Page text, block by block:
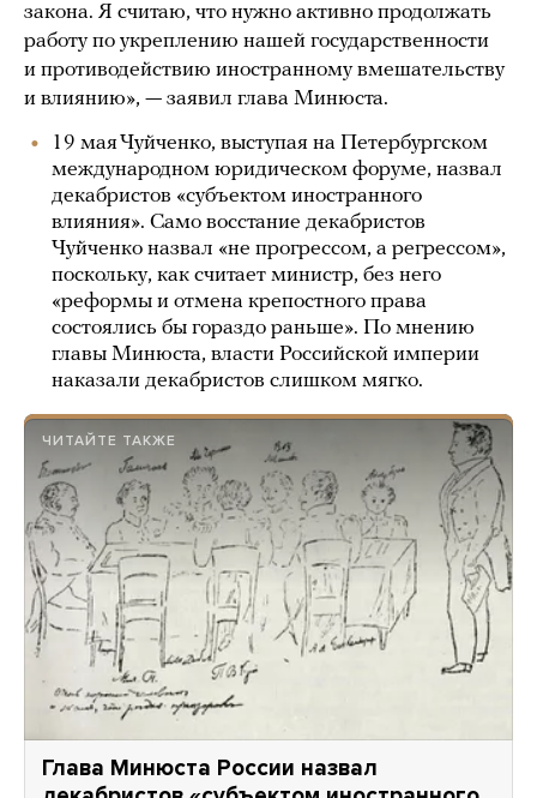
закона. Я считаю, что нужно активно продолжать
работу по укреплению нашей государственности
и противодействию иностранному вмешательству
и влиянию», — заявил глава Минюста.
19 мая Чуйченко, выступая на Петербургском
международном юридическом форуме, назвал
декабристов «субъектом иностранного
влияния». Само восстание декабристов
Чуйченко назвал «не прогрессом, а регрессом»,
поскольку, как считает министр, без него
«реформы и отмена крепостного права
состоялись бы гораздо раньше». По мнению
главы Минюста, власти Российской империи
наказали декабристов слишком мягко.
ЧИТАЙТЕ ТАКЖЕ
Глава Минюста России назвал